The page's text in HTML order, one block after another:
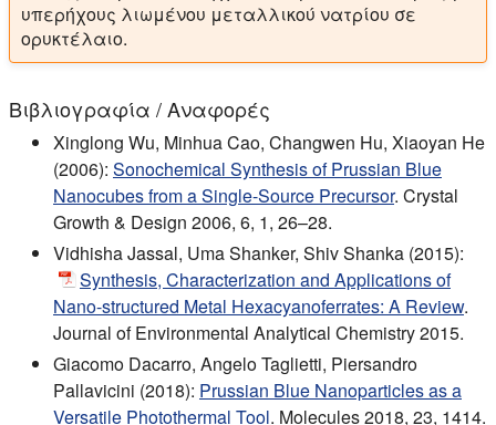
υπερήχους λιωμένου μεταλλικού νατρίου σε
ορυκτέλαιο.
Βιβλιογραφία / Αναφορές
Xinglong Wu, Minhua Cao, Changwen Hu, Xiaoyan He
(2006): Sonochemical Synthesis of Prussian Blue
Nanocubes from a Single-Source Precursor. Crystal
Growth & Design 2006, 6, 1, 26–28.
Vidhisha Jassal, Uma Shanker, Shiv Shanka (2015):
Synthesis, Characterization and Applications of
Nano-structured Metal Hexacyanoferrates: A Review.
Journal of Environmental Analytical Chemistry 2015.
Giacomo Dacarro, Angelo Taglietti, Piersandro
Pallavicini (2018): Prussian Blue Nanoparticles as a
Versatile Photothermal Tool. Molecules 2018, 23, 1414.